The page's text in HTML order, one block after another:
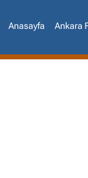
Anasayfa Ankara